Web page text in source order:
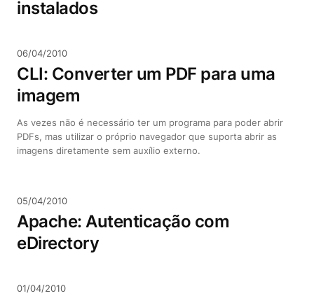
instalados
06/04/2010
CLI: Converter um PDF para uma
imagem
As vezes não é necessário ter um programa para poder abrir
PDFs, mas utilizar o próprio navegador que suporta abrir as
imagens diretamente sem auxílio externo.
05/04/2010
Apache: Autenticação com
eDirectory
01/04/2010